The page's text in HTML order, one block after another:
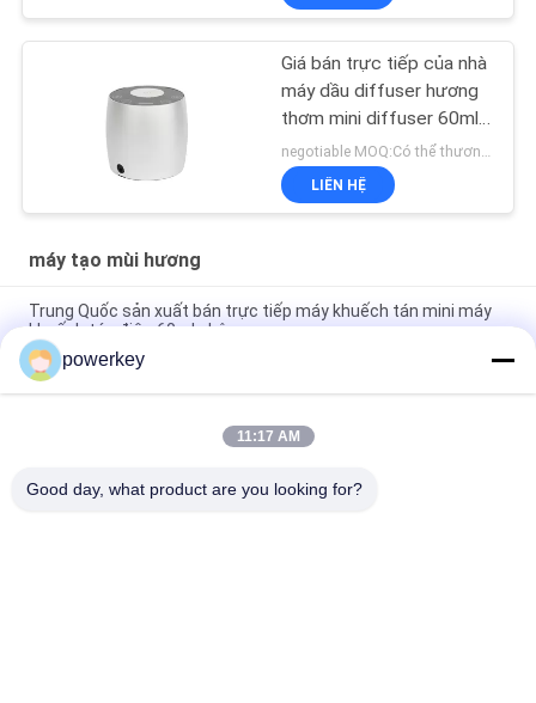
Giá bán trực tiếp của nhà
máy dầu diffuser hương
thơm mini diffuser 60ml
nhôm
LIÊN HỆ
máy tạo mùi hương
Trung Quốc sản xuất bán trực tiếp máy khuếch tán mini máy
khuếch tán điện 60ml nhôm
Giá bán trực tiếp của nhà máy hương thơm tinh dầu mini
diffuser 60ml nhôm
Máy pha trộn dầu thiết yếu cao cấp 100Ml Máy pha trộn không
powerkey
11:17 AM
Good day, what product are you looking for?